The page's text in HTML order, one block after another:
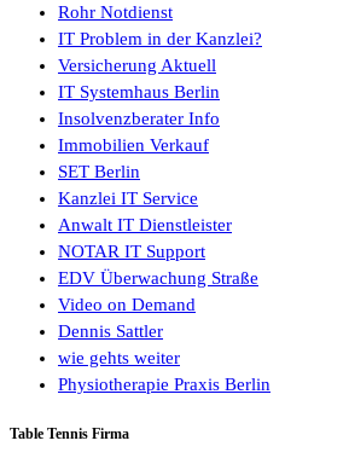
Rohr Notdienst
IT Problem in der Kanzlei?
Versicherung Aktuell
IT Systemhaus Berlin
Insolvenzberater Info
Immobilien Verkauf
SET Berlin
Kanzlei IT Service
Anwalt IT Dienstleister
NOTAR IT Support
EDV Überwachung Straße
Video on Demand
Dennis Sattler
wie gehts weiter
Physiotherapie Praxis Berlin
Table Tennis Firma